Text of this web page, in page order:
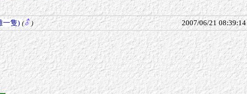
一隻) ( ) 2007/06/21 08:39:14